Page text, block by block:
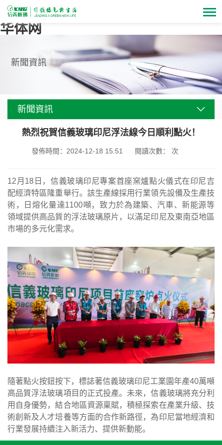
华体网
新聞資訊
新聞資訊
熱烈祝賀信義玻璃印尼浮法線今日順利點火！
發佈時間：2024-12-18 15:51 閱讀次數： 次
12月18日，信義玻璃印尼專案首座窯爐點火儀式在印尼吉
配經濟特區隆重舉行。該生產線採用行業領先設備及生產技
術，日熔化量達1100噸，致力於為建築、汽車、新能源等
領域提供高品質的浮法玻璃原片，以滿足印尼及東南亞地區
市場的多元化需求。
隨著點火按鈕按下，標誌著信義玻璃印尼工業園年產40萬噸
高品質浮法玻璃項目的正式投產。未來，信義玻璃將充分利
用自身優勢，結合地區資源稟賦，積極探索在產業升級、技
術創新及人才培養等方面的合作新路徑，為印尼當地經濟和
行業發展持續注入新活力、提供新動能。